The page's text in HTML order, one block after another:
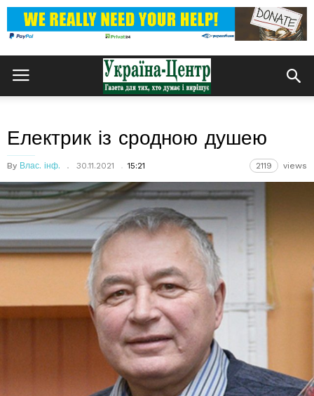
Електрик із сродною душею
By Влас. інф. 30.11.2021 15:21 2119 views